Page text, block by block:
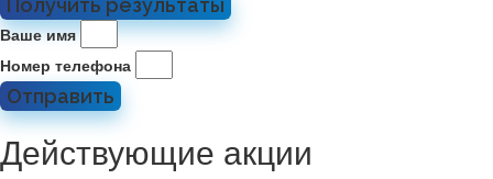
Получить результаты
Ваше имя
Номер телефона
Отправить
Действующие акции